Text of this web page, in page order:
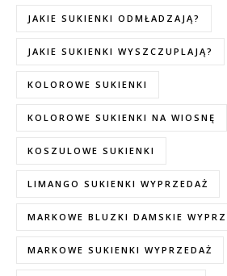
JAKIE SUKIENKI ODMŁADZAJĄ?
JAKIE SUKIENKI WYSZCZUPLAJĄ?
KOLOROWE SUKIENKI
KOLOROWE SUKIENKI NA WIOSNĘ
KOSZULOWE SUKIENKI
LIMANGO SUKIENKI WYPRZEDAŻ
MARKOWE BLUZKI DAMSKIE
MARKOWE SUKIENKI WYPRZEDAŻ